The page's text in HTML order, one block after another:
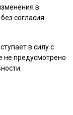
в
согласия
в силу с
не предусмотрено